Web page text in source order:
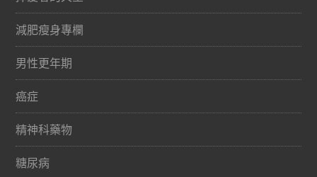
減肥瘦身專欄
男性更年期
癌症
精神科藥物
糖尿病